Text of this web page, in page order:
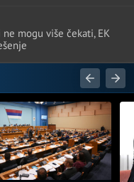
mogu više čekati, EK